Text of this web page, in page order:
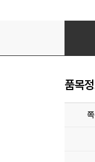
當我
품목